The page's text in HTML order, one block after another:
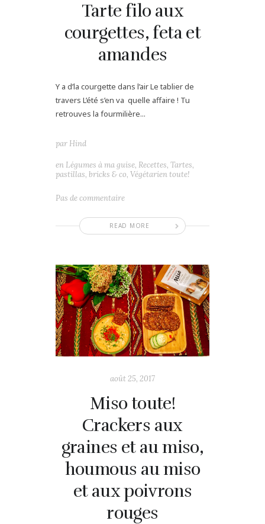
Tarte filo aux
courgettes, feta et
amandes
Y a d’la courgette dans l’air Le tablier de
travers L’été s’en va quelle affaire ! Tu
retrouves la fourmilière...
READ MORE
par Hind
en Légumes à ma guise, Recettes, Tartes,
pastillas, bricks & co, Végétarien toute!
Pas de commentaire
août 25, 2017
Miso toute!
Crackers aux
graines et au miso,
houmous au miso
et aux poivrons
rouges